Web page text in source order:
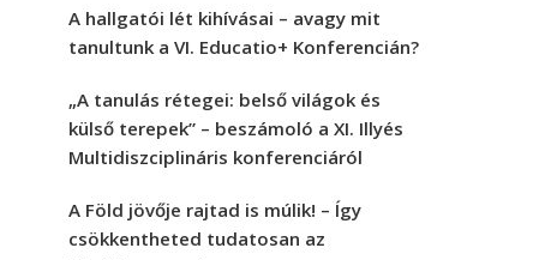
A hallgatói lét kihívásai – avagy mit
tanultunk a VI. Educatio+ Konferencián?
„A tanulás rétegei: belső világok és
külső terepek” – beszámoló a XI. Illyés
Multidiszciplináris konferenciáról
A Föld jövője rajtad is múlik! – Így
csökkentheted tudatosan az